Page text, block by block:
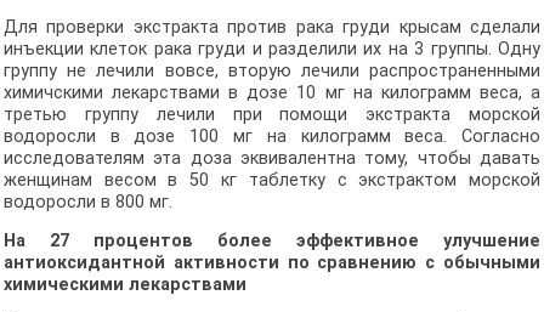
Для проверки экстракта против рака груди крысам сделали
инъекции клеток рака груди и разделили их на 3 группы. Одну
группу не лечили вовсе, вторую лечили распространенными
химичскими лекарствами в дозе 10 мг на килограмм веса, а
третью группу лечили при помощи экстракта морской
водоросли в дозе 100 мг на килограмм веса. Согласно
исследователям эта доза эквивалентна тому, чтобы давать
женщинам весом в 50 кг таблетку с экстрактом морской
водоросли в 800 мг.
На 27 процентов более эффективное улучшение
антиоксидантной активности по сравнению с обычными
химическими лекарствами